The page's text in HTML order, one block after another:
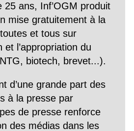
25 ans, Inf’OGM produit
mise gratuitement à la
et tous sur
et l’appropriation du
biotech, brevet...).
d’une grande part des
à la presse par
de presse renforce
des médias dans les